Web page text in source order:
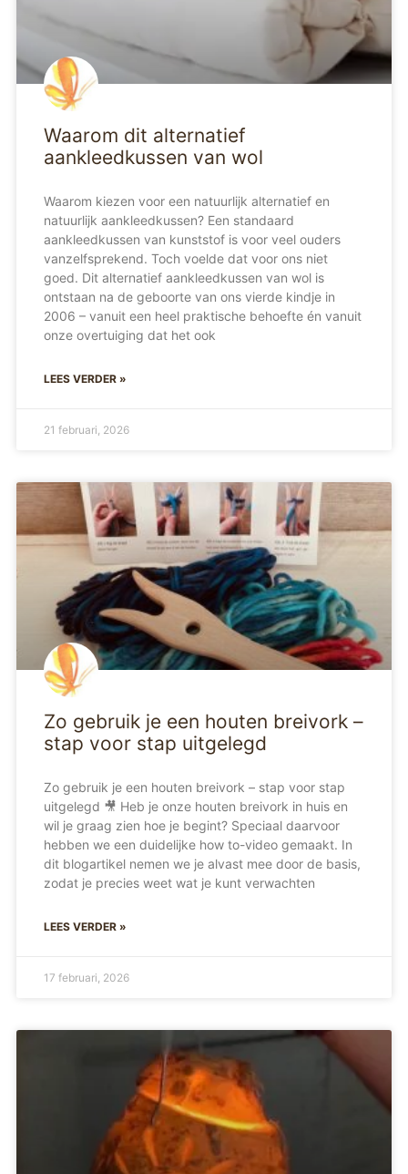
Waarom dit alternatief
aankleedkussen van wol
Waarom kiezen voor een natuurlijk alternatief en
natuurlijk aankleedkussen? Een standaard
aankleedkussen van kunststof is voor veel ouders
vanzelfsprekend. Toch voelde dat voor ons niet
goed. Dit alternatief aankleedkussen van wol is
ontstaan na de geboorte van ons vierde kindje in
2006 – vanuit een heel praktische behoefte én vanuit
onze overtuiging dat het ook
LEES VERDER »
21 februari, 2026
Zo gebruik je een houten breivork –
stap voor stap uitgelegd
Zo gebruik je een houten breivork – stap voor stap
uitgelegd 🎥 Heb je onze houten breivork in huis en
wil je graag zien hoe je begint? Speciaal daarvoor
hebben we een duidelijke how to-video gemaakt. In
dit blogartikel nemen we je alvast mee door de basis,
zodat je precies weet wat je kunt verwachten
LEES VERDER »
17 februari, 2026